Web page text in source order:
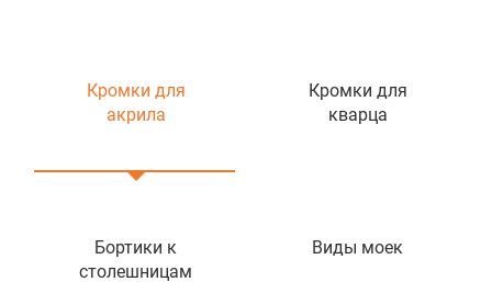
Кромки для
акрила
Кромки для
кварца
Бортики к
столешницам
Виды моек